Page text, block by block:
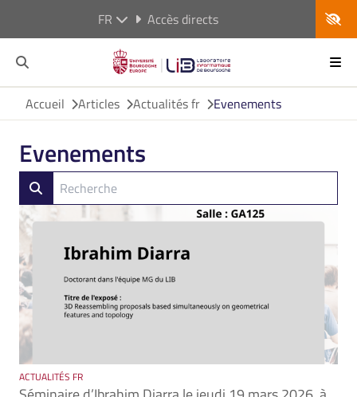
FR Accès directs
Accueil Articles Actualités fr Evenements
Evenements
ACTUALITÉS FR